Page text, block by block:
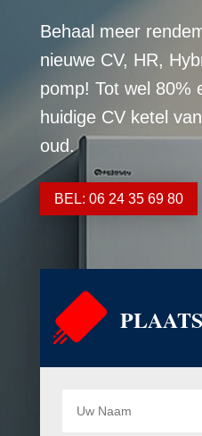
Behaal meer
nieuwe CV, HR,
pomp! Tot wel 80%
huidige CV ketel
oud.
BEL: 06 24 35 69 80